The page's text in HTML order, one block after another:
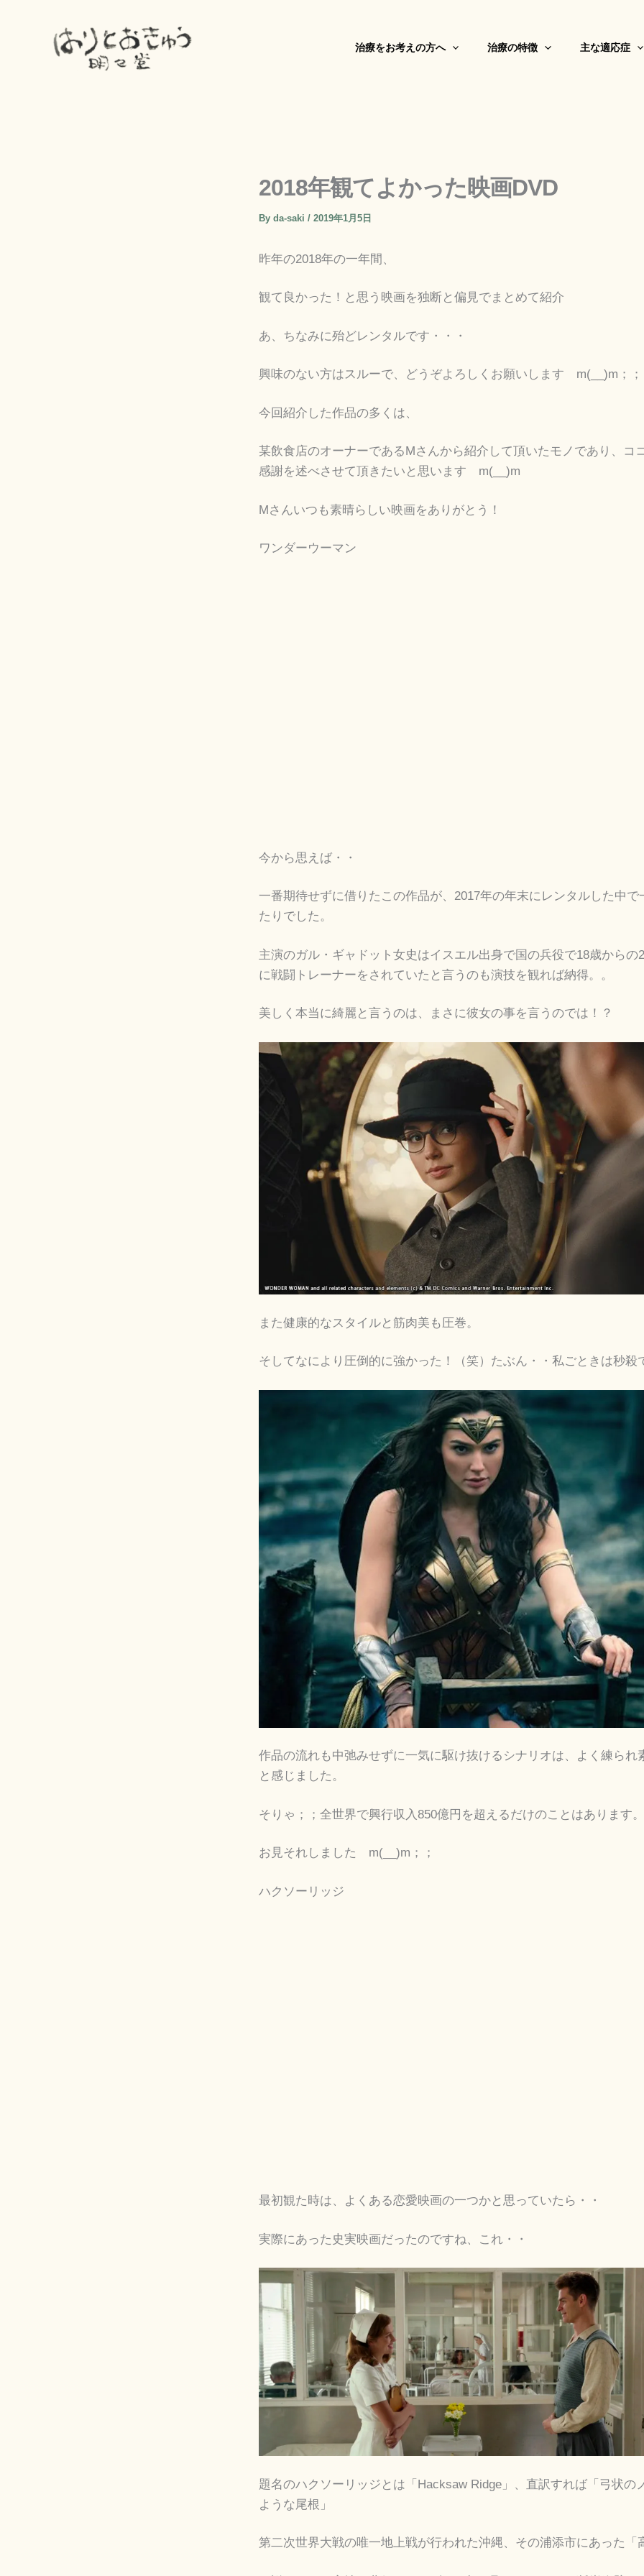
治療をお考えの方へ 治療の特徴 主な適応症
2018年観てよかった映画DVD
By da-saki / 2019年1月5日
昨年の2018年の一年間、
観て良かった！と思う映画を独断と偏見でまとめて紹介
あ、ちなみに殆どレンタルです・・・
興味のない方はスルーで、どうぞよろしくお願いします m(__)m；；
今回紹介した作品の多くは、
某飲食店のオーナーであるMさんから紹介して頂いたモノであり、コ
感謝を述べさせて頂きたいと思います m(__)m
Mさんいつも素晴らしい映画をありがとう！
ワンダーウーマン
今から思えば・・
一番期待せずに借りたこの作品が、2017年の年末にレンタルした中で
たりでした。
主演のガル・ギャドット女史はイスエル出身で国の兵役で18歳からの
に戦闘トレーナーをされていたと言うのも演技を観れば納得。。
美しく本当に綺麗と言うのは、まさに彼女の事を言うのでは！？
また健康的なスタイルと筋肉美も圧巻。
そしてなにより圧倒的に強かった！（笑）たぶん・・私ごときは秒殺
作品の流れも中弛みせずに一気に駆け抜けるシナリオは、よく練られ
と感じました。
そりゃ；；全世界で興行収入850億円を超えるだけのことはあります。
お見それしました m(__)m；；
ハクソーリッジ
最初観た時は、よくある恋愛映画の一つかと思っていたら・・
実際にあった史実映画だったのですね、これ・・
題名のハクソーリッジとは「Hacksaw Ridge」、直訳すれば「弓状の
ような尾根」
第二次世界大戦の唯一地上戦が行われた沖縄、その浦添市にあった「